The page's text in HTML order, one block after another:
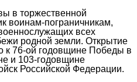
в торжественной
воинам-пограничникам,
всех
родной земли. Открытие
к 76-ой годовщине Победы в
и 103-годовщине
Российской Федерации.